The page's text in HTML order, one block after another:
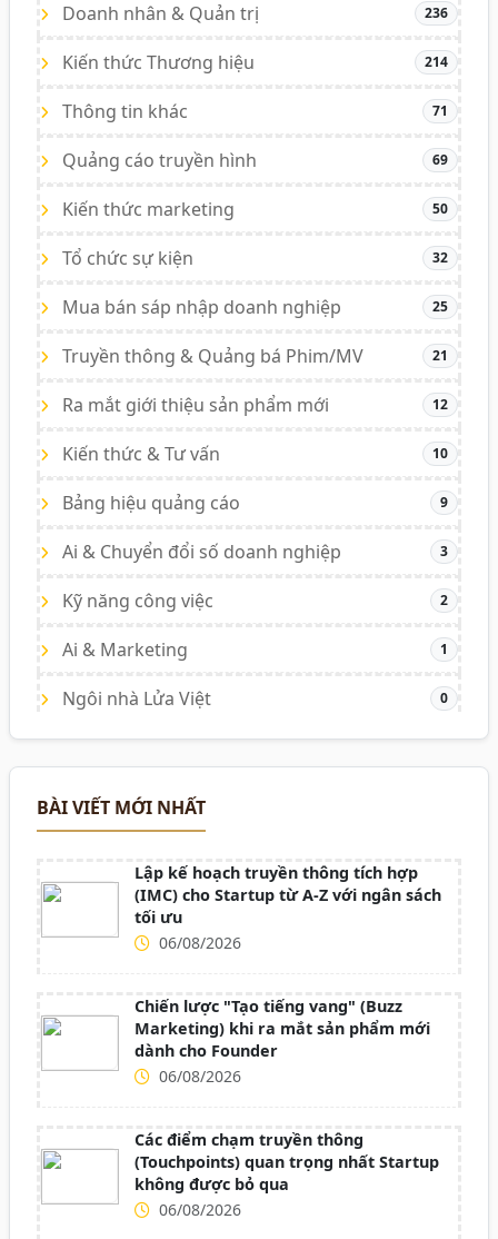
Doanh nhân & Quản trị 236
Kiến thức Thương hiệu 214
Thông tin khác 71
Quảng cáo truyền hình 69
Kiến thức marketing 50
Tổ chức sự kiện 32
Mua bán sáp nhập doanh nghiệp 25
Truyền thông & Quảng bá Phim/MV 21
Ra mắt giới thiệu sản phẩm mới 12
Kiến thức & Tư vấn 10
Bảng hiệu quảng cáo 9
Ai & Chuyển đổi số doanh nghiệp 3
Kỹ năng công việc 2
Ai & Marketing 1
Ngôi nhà Lửa Việt 0
BÀI VIẾT MỚI NHẤT
Lập kế hoạch truyền thông tích hợp
(IMC) cho Startup từ A-Z với ngân sách
tối ưu
06/08/2026
Chiến lược "Tạo tiếng vang" (Buzz
Marketing) khi ra mắt sản phẩm mới
dành cho Founder
06/08/2026
Các điểm chạm truyền thông
(Touchpoints) quan trọng nhất Startup
không được bỏ qua
06/08/2026